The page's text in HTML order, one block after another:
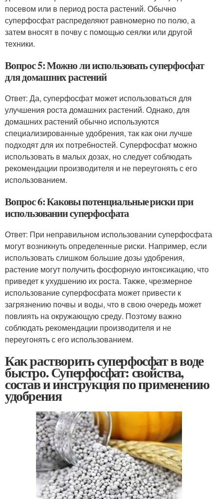
посевом или в период роста растений. Обычно
суперфосфат распределяют равномерно по полю, а
затем вносят в почву с помощью сеялки или другой
техники.
Вопрос 5: Можно ли использовать суперфосфат
для домашних растений
Ответ: Да, суперфосфат может использоваться для
улучшения роста домашних растений. Однако, для
домашних растений обычно используются
специализированные удобрения, так как они лучше
подходят для их потребностей. Суперфосфат можно
использовать в малых дозах, но следует соблюдать
рекомендации производителя и не переугонять с его
использованием.
Вопрос 6: Каковы потенциальные риски при
использовании суперфосфата
Ответ: При неправильном использовании суперфосфата
могут возникнуть определенные риски. Например, если
использовать слишком большие дозы удобрения,
растение могут получить фосфорную интоксикацию, что
приведет к ухудшению их роста. Также, чрезмерное
использование суперфосфата может привести к
загрязнению почвы и воды, что в свою очередь может
повлиять на окружающую среду. Поэтому важно
соблюдать рекомендации производителя и не
переугонять с его использованием.
Как растворить суперфосфат в воде
быстро. Суперфосфат: свойства,
состав и инструкция по применению
удобрения